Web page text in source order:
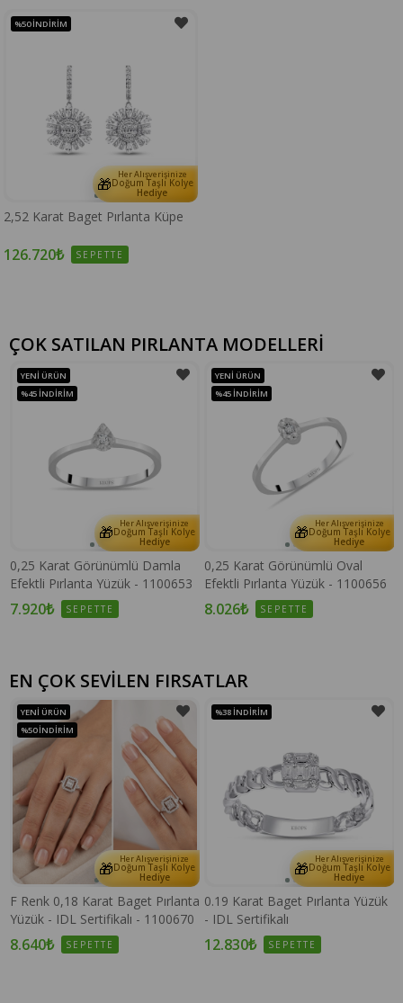
🎁 Her Alışverişinize
Doğum Taşlı Kolye
Hediye
2,52 Karat Baget Pırlanta Küpe
126.720₺ SEPETTE
%50İNDIRIM
ÇOK SATILAN PIRLANTA MODELLERİ
🎁 Her Alışverişinize
Doğum Taşlı Kolye
Hediye
0,25 Karat Görünümlü Damla
Efektli Pırlanta Yüzük - 1100653
7.920₺ SEPETTE
YENI ÜRÜN
%45 İNDIRIM
🎁 Her Alışverişinize
Doğum Taşlı Kolye
Hediye
0,25 Karat Görünümlü Oval
Efektli Pırlanta Yüzük - 1100656
8.026₺ SEPETTE
YENI ÜRÜN
%45 İNDIRIM
EN ÇOK SEVİLEN FIRSATLAR
🎁 Her Alışverişinize
Doğum Taşlı Kolye
Hediye
F Renk 0,18 Karat Baget Pırlanta
Yüzük - IDL Sertifikalı - 1100670
8.640₺ SEPETTE
YENI ÜRÜN
%50 İNDIRIM
🎁 Her Alışverişinize
Doğum Taşlı Kolye
Hediye
0.19 Karat Baget Pırlanta Yüzük
- IDL Sertifikalı
12.830₺ SEPETTE
%38 İNDIRIM